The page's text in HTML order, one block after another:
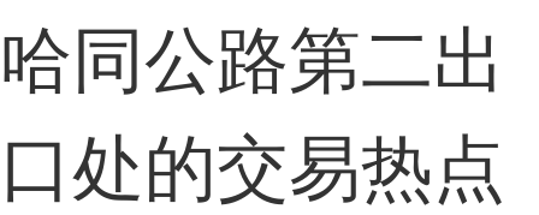
哈同公路第二出
口处的交易热点